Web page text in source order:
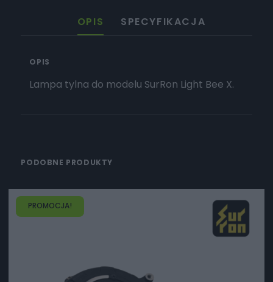
OPIS SPECYFIKACJA
OPIS
Lampa tylna do modelu SurRon Light Bee X.
PODOBNE PRODUKTY
PROMOCJA!